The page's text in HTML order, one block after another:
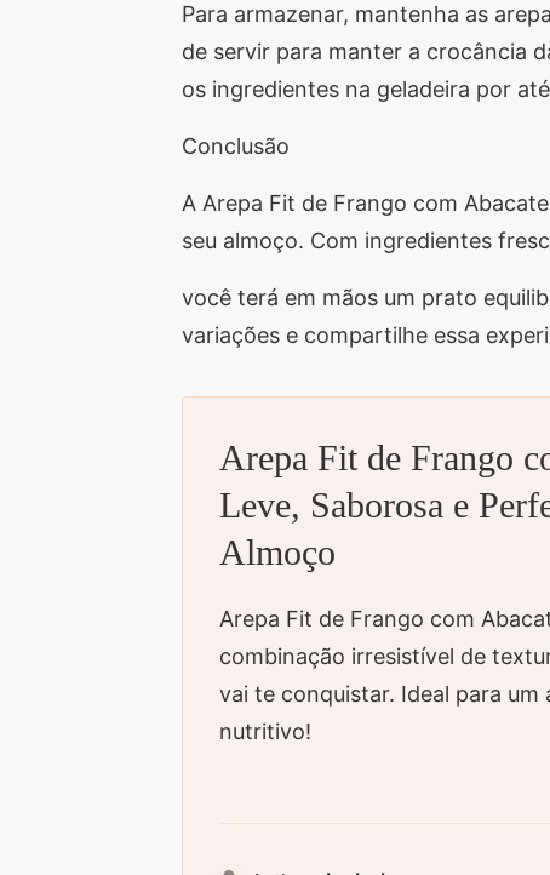
Para armazenar, mantenha as
de servir para manter a crocância
os ingredientes na geladeira por
Conclusão
A Arepa Fit de Frango com
seu almoço. Com ingredientes
você terá em mãos um prato
variações e compartilhe essa
Arepa Fit de Frango
Leve, Saborosa e
Almoço
Arepa Fit de Frango com
combinação irresistível de
vai te conquistar. Ideal para um
nutritivo!